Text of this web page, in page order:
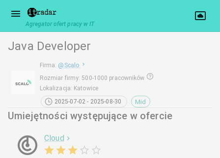
Agregator ofert pracy w IT
Java Developer
Firma: @ Scalo
Rozmiar firmy: 500-1000 pracowników
Lokalizacja: Katowice
2025-07-02 - 2025-08-30
Mid
Umiejętności występujące w ofercie
Cloud